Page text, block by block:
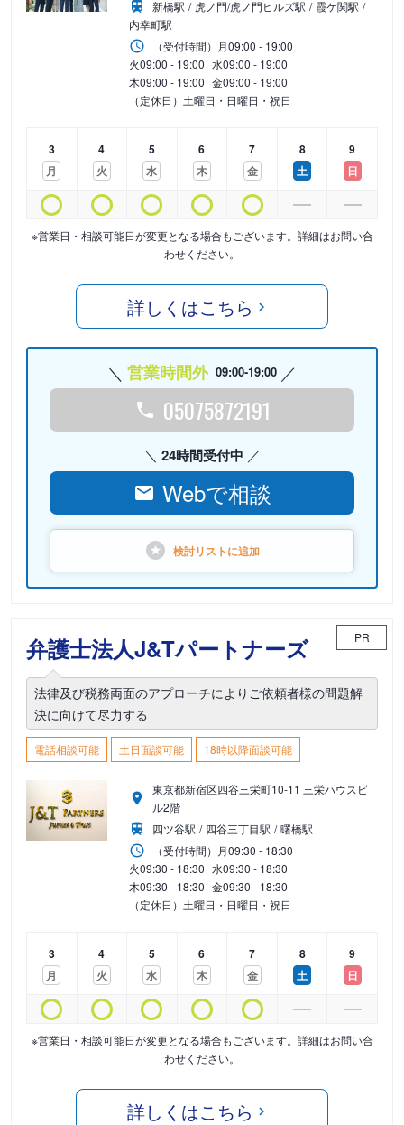
新橋駅 虎ノ門/虎ノ門ヒルズ駅
霞ケ関駅
内幸町駅
（受付時間） 月09:00 - 19:00
火09:00 - 19:00 水09:00 - 19:00
木09:00 - 19:00 金09:00 - 19:00
（定休日）土曜日・日曜日・祝日
3
月
4
火
5
水
6
木
7
金
8
土
9
日
※営業日・相談可能日が変更となる場合もございます。詳細はお問い合
わせください。
詳しくはこちら
営業時間外 09:00-19:00
05075872191
24時間受付中
Webで相談
検討リストに追加
弁護士法人J&Tパートナーズ PR
法律及び税務両面のアプローチによりご依頼者様の問題解
決に向けて尽力する
電話相談可能 土日面談可能 18時以降面談可能
東京都新宿区四谷三栄町10-11 三栄ハウスビ
ル2階
四ツ谷駅
四谷三丁目駅
曙橋駅
（受付時間） 月09:30 - 18:30
火09:30 - 18:30 水09:30 - 18:30
木09:30 - 18:30 金09:30 - 18:30
（定休日）土曜日・日曜日・祝日
3
月
4
火
5
水
6
木
7
金
8
土
9
日
※営業日・相談可能日が変更となる場合もございます。詳細はお問い合
わせください。
詳しくはこちら